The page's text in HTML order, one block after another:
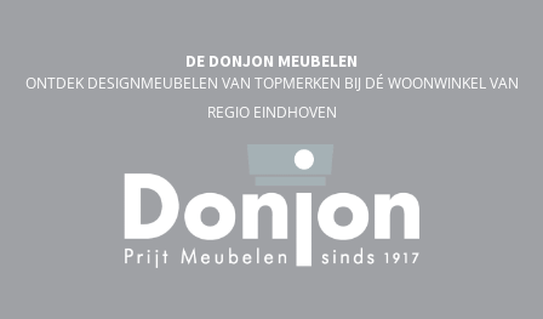
DE DONJON MEUBELEN
ONTDEK DESIGNMEUBELEN VAN TOPMERKEN BIJ DÉ WOONWINKEL VAN
REGIO EINDHOVEN